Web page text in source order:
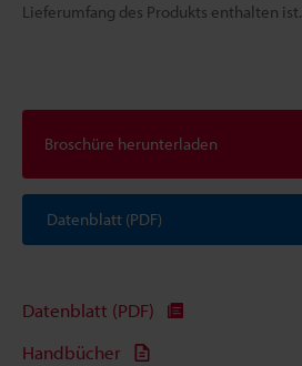
Lieferumfang des Produkts enthalten ist.
Broschüre herunterladen
Datenblatt (PDF)
Datenblatt (PDF)
Handbücher